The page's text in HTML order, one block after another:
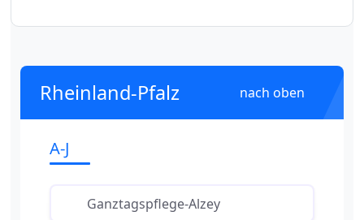
Rheinland-Pfalz nach oben
A-J
Ganztagspflege-Alzey